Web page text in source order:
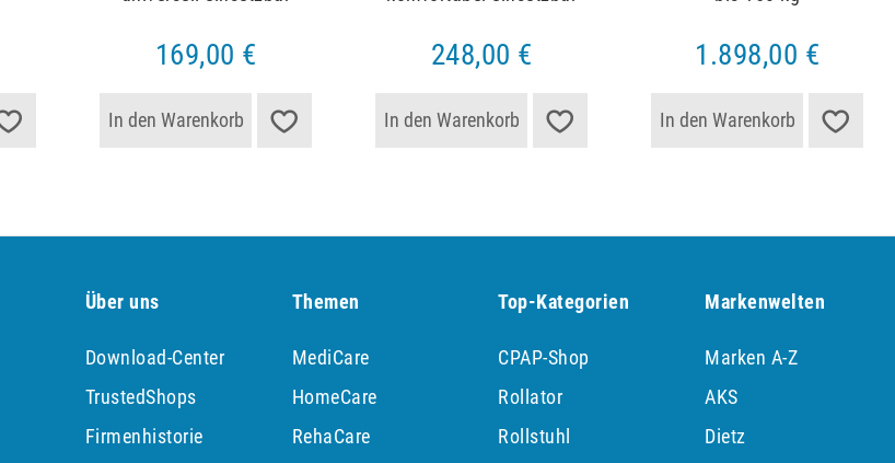
169,00 €
In den Warenkorb
248,00 €
In den Warenkorb
1.898,00 €
In den Warenkorb
Über uns
Download-Center
TrustedShops
Firmenhistorie
Themen
MediCare
HomeCare
RehaCare
Top-Kategorien
CPAP-Shop
Rollator
Rollstuhl
Markenwelten
Marken A-Z
AKS
Dietz